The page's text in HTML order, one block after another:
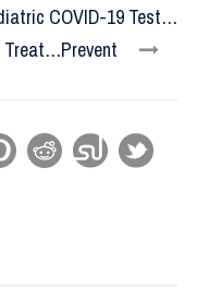
COVID-19 Test…
Treat…Prevent